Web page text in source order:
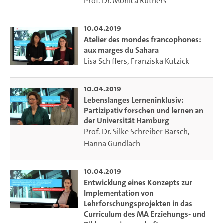
Blended Learning- oder Flipped-Classroom-Elemente. Es
handelt sich dabei um RLab-Kurse und Digitale Skripte. Für
Lehrende steht ein Digitales Skript als Didaktische
Selbstlernen enthalten sind.
Mehr Informationen erhalten Sie unter:
https://www.universitaetskolleg.uni-hamburg.de/ueber-
uns/projektbereiche/lehrlabor.htmlsowie auf dem
10.04.2019
Atelier des mondes francophones:
aux marges du Sahara
Lisa Schiffers, Franziska Kutzick
10.04.2019
Lebenslanges Lerneninklusiv:
Partizipativ forschen und lernen an
der Universität Hamburg
Prof. Dr. Silke Schreiber-Barsch,
Hanna Gundlach
10.04.2019
Entwicklung eines Konzepts zur
Implementation von
Lehrforschungsprojekten in das
Curriculum des MA Erziehungs- und